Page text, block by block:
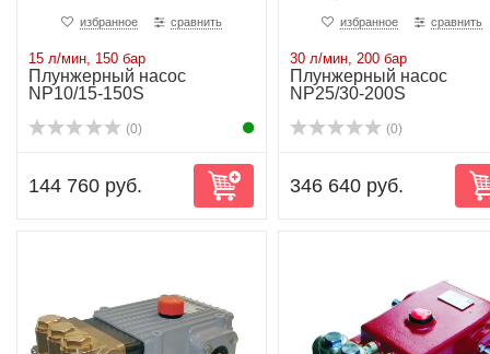
избранное сравнить
15 л/мин, 150 бар
Плунжерный насос
NP10/15-150S
(0)
144 760 руб.
избранное сравнить
30 л/мин, 200 бар
Плунжерный насос
NP25/30-200S
(0)
346 640 руб.